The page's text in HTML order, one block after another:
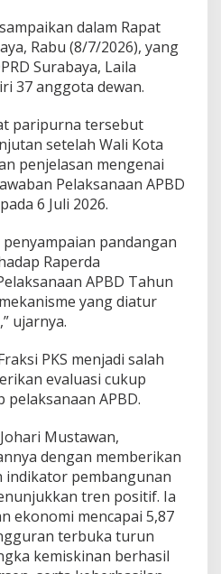
dalam Rapat
Rabu (8/7/2026), yang
Surabaya, Laila
37 anggota dewan.
paripurna tersebut
setelah Wali Kota
penjelasan mengenai
Pelaksanaan APBD
6 Juli 2026.
pandangan
Raperda
APBD Tahun
yang diatur
ujarnya.
PKS menjadi salah
evaluasi cukup
APBD.
Mustawan,
dengan memberikan
indikator pembangunan
tren positif. Ia
ekonomi mencapai 5,87
terbuka turun
kemiskinan berhasil